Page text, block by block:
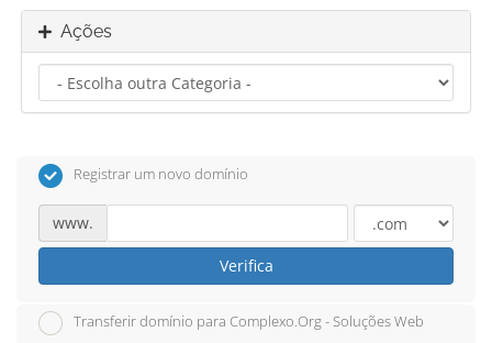
Ações
Registrar um novo domínio
www.
Verifica
Transferir domínio para Complexo.Org - Soluções Web